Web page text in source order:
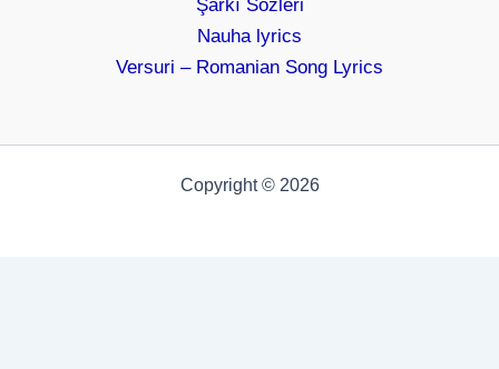
Şarkı Sözleri
Nauha lyrics
Versuri – Romanian Song Lyrics
Copyright © 2026